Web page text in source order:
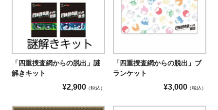
「四重捜査網からの脱出」謎
解きキット
¥2,900 税込
「四重捜査網からの脱出」ブ
ランケット
¥3,000 税込